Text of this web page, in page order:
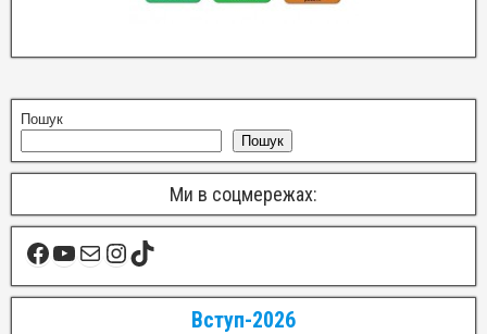
Пошук
Пошук
Ми в соцмережах:
Вступ-2026